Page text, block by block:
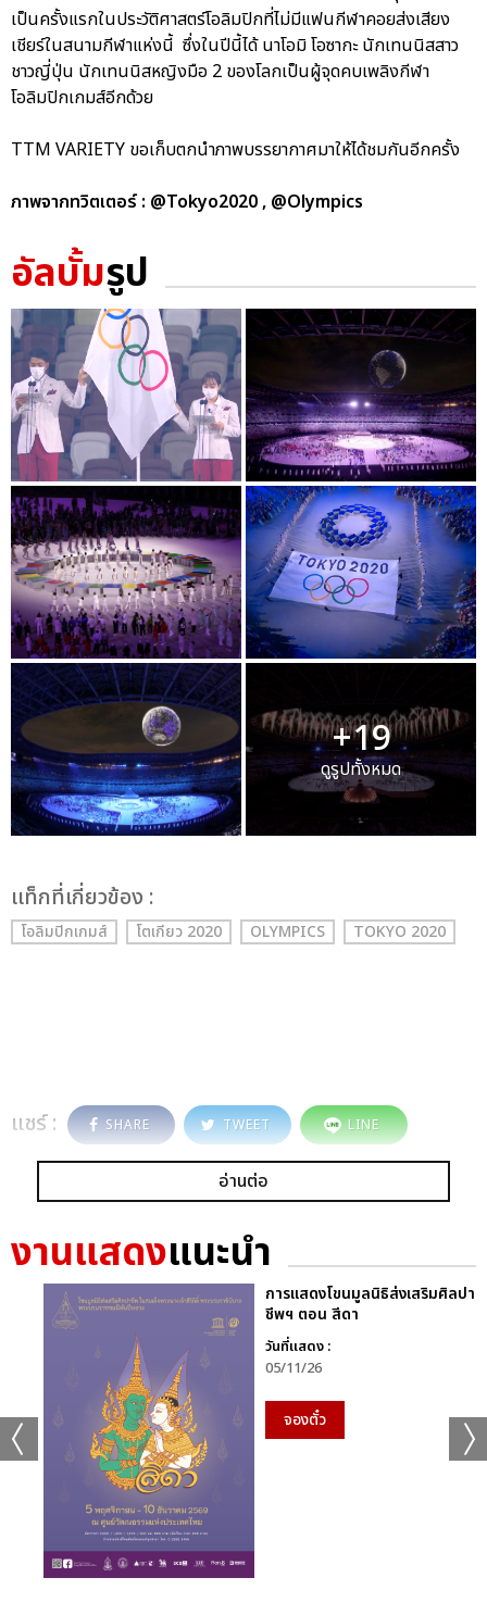
เป็นครั้งแรกในประวัติศาสตร์โอลิมปิกที่ไม่มีแฟนกีฬาคอยส่งเสียง
เชียร์ในสนามกีฬาแห่งนี้ ซึ่งในปีนี้ได้ นาโอมิ โอซากะ นักเทนนิสสาว
ชาวญี่ปุ่น นักเทนนิสหญิงมือ 2 ของโลกเป็นผู้จุดคบเพลิงกีฬา
โอลิมปิกเกมส์อีกด้วย
TTM VARIETY ขอเก็บตกนำภาพบรรยากาศมาให้ได้ชมกันอีกครั้ง
ภาพจากทวิตเตอร์ : @Tokyo2020 , @Olympics
อัลบั้มรูป
+19
ดูรูปทั้งหมด
เเท็กที่เกี่ยวข้อง :
โอลิมปิกเกมส์ โตเกียว 2020 OLYMPICS TOKYO 2020
แชร์ : SHARE TWEET LINE
อ่านต่อ
งานแสดงแนะนำ
การแสดงโขนมูลนิธิส่งเสริมศิลปา
ชีพฯ ตอน สีดา
วันที่แสดง :
05/11/26
จองตั๋ว